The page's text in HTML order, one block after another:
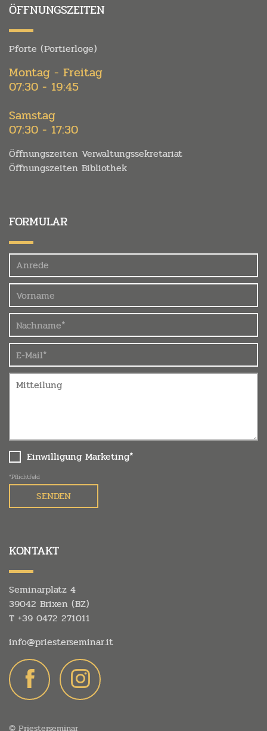
ÖFFNUNGSZEITEN
Pforte (Portierloge)
Montag - Freitag
07:30 - 19:45
Samstag
07:30 - 17:30
Öffnungszeiten Verwaltungssekretariat
Öffnungszeiten Bibliothek
FORMULAR
Felder
Einwilligung Marketing*
*Pflichtfeld
KONTAKT
Seminarplatz 4
39042 Brixen (BZ)
T +39 0472 271011
info@priesterseminar.it
© Priesterseminar